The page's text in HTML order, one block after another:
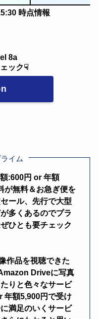
時点情報
8a
ック☟
イム
:600円 or 年額
が無料＆お急ぎ便を
ール、先行で大型
多くあるのでプラ
ひとも要チェック
作品を視聴できた
Driveに写真
りと色々なサービ
年額5,900円で受け
満足のいくサービ